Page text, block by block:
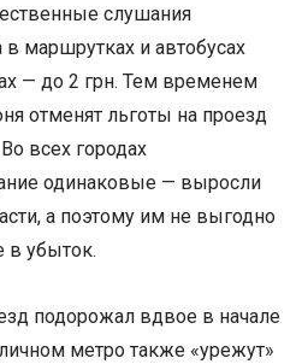
слушания
маршрутках и автобусах
— до 2 грн. Тем временем
отменят льготы на проезд
всех городах
одинаковые — выросли
а поэтому им не выгодно
в убыток.
подорожал вдвое в начале
метро также «урежут»